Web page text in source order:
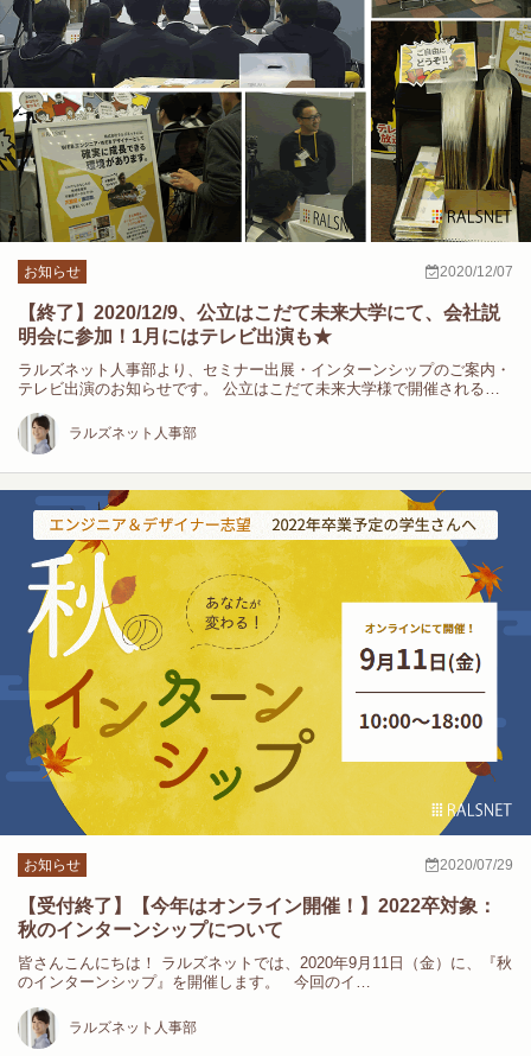
お知らせ 2020/12/07
【終了】2020/12/9、公立はこだて未来大学にて、会社説
明会に参加！1月にはテレビ出演も★
ラルズネット人事部より、セミナー出展・インターンシップのご案内・
テレビ出演のお知らせです。 公立はこだて未来大学様で開催される会
ラルズネット人事部
お知らせ 2020/07/29
【受付終了】【今年はオンライン開催！】2022卒対象：
秋のインターンシップについて
皆さんこんにちは！ ラルズネットでは、2020年9月11日（金）に、『秋
のインターンシップ』を開催します。 今回のイ…
ラルズネット人事部